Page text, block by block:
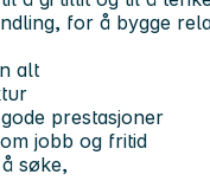
for å bygge
alt
prestasjoner
jobb og fritid
søke,